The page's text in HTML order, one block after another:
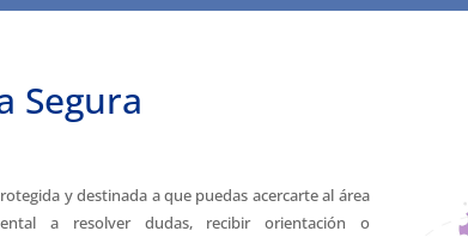
Segura
y destinada a que puedas acercarte al área
a resolver dudas, recibir orientación o